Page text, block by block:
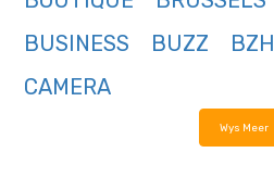
BUSINESS
BUZZ BZH
CAMERA
Wys Meer